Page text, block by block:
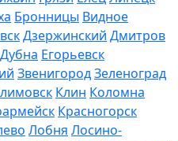
Бронницы Видное
Дзержинский Дмитров
Дубна Егорьевск
ЗвенигородЗеленоград
Клин Коломна
Красногорск
Лобня Лосино-